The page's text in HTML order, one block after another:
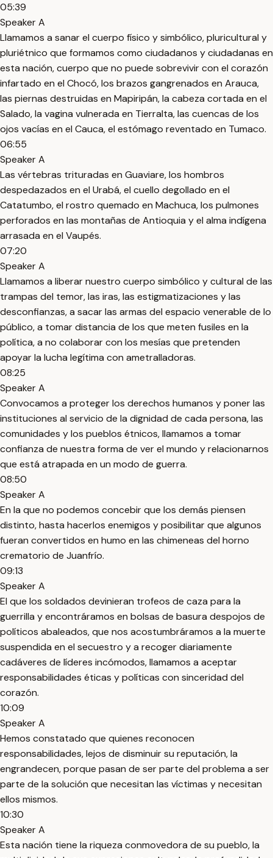
05:39
Speaker A
Llamamos a sanar el cuerpo físico y simbólico, pluricultural y
pluriétnico que formamos como ciudadanos y ciudadanas en
esta nación, cuerpo que no puede sobrevivir con el corazón
infartado en el Chocó, los brazos gangrenados en Arauca,
las piernas destruidas en Mapiripán, la cabeza cortada en el
Salado, la vagina vulnerada en Tierralta, las cuencas de los
ojos vacías en el Cauca, el estómago reventado en Tumaco.
06:55
Speaker A
Las vértebras trituradas en Guaviare, los hombros
despedazados en el Urabá, el cuello degollado en el
Catatumbo, el rostro quemado en Machuca, los pulmones
perforados en las montañas de Antioquia y el alma indígena
arrasada en el Vaupés.
07:20
Speaker A
Llamamos a liberar nuestro cuerpo simbólico y cultural de las
trampas del temor, las iras, las estigmatizaciones y las
desconfianzas, a sacar las armas del espacio venerable de lo
público, a tomar distancia de los que meten fusiles en la
política, a no colaborar con los mesías que pretenden
apoyar la lucha legítima con ametralladoras.
08:25
Speaker A
Convocamos a proteger los derechos humanos y poner las
instituciones al servicio de la dignidad de cada persona, las
comunidades y los pueblos étnicos, llamamos a tomar
confianza de nuestra forma de ver el mundo y relacionarnos
que está atrapada en un modo de guerra.
08:50
Speaker A
En la que no podemos concebir que los demás piensen
distinto, hasta hacerlos enemigos y posibilitar que algunos
fueran convertidos en humo en las chimeneas del horno
crematorio de Juanfrío.
09:13
Speaker A
El que los soldados devinieran trofeos de caza para la
guerrilla y encontráramos en bolsas de basura despojos de
políticos abaleados, que nos acostumbráramos a la muerte
suspendida en el secuestro y a recoger diariamente
cadáveres de líderes incómodos, llamamos a aceptar
responsabilidades éticas y políticas con sinceridad del
corazón.
10:09
Speaker A
Hemos constatado que quienes reconocen
responsabilidades, lejos de disminuir su reputación, la
engrandecen, porque pasan de ser parte del problema a ser
parte de la solución que necesitan las víctimas y necesitan
ellos mismos.
10:30
Speaker A
Esta nación tiene la riqueza conmovedora de su pueblo, la